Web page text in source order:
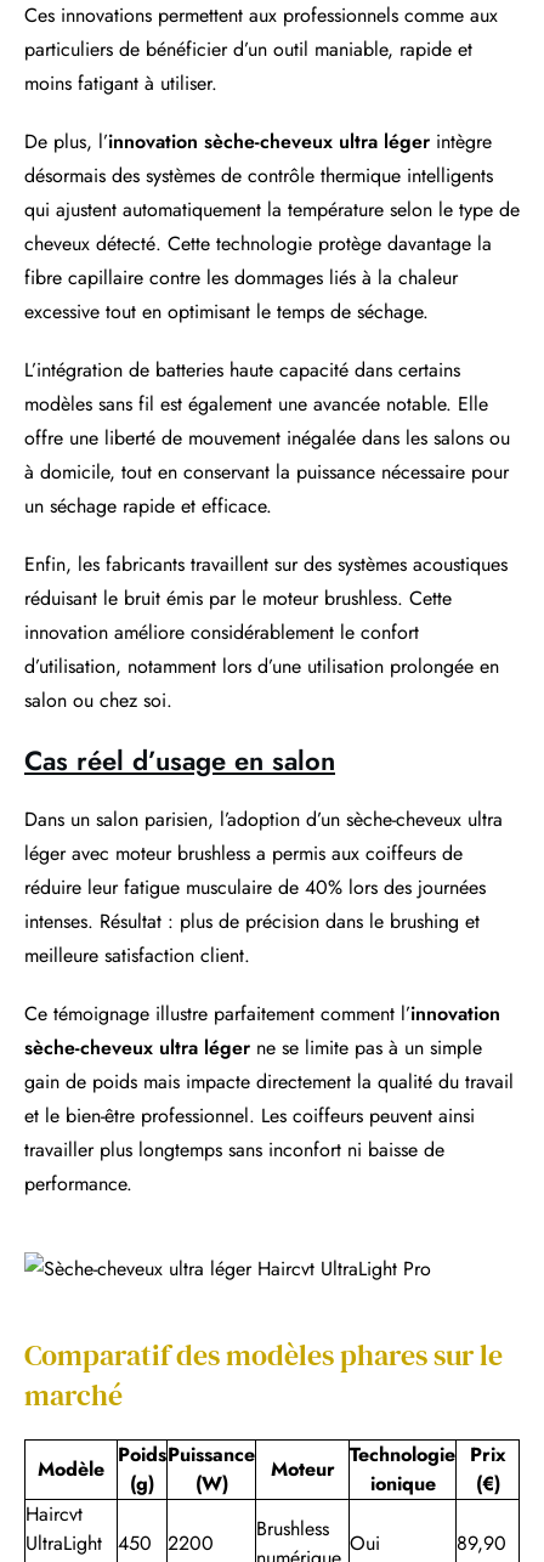
Ces innovations permettent aux professionnels comme aux
particuliers de bénéficier d’un outil maniable, rapide et
moins fatigant à utiliser.
De plus, l’innovation sèche-cheveux ultra léger intègre
désormais des systèmes de contrôle thermique intelligents
qui ajustent automatiquement la température selon le type de
cheveux détecté. Cette technologie protège davantage la
fibre capillaire contre les dommages liés à la chaleur
excessive tout en optimisant le temps de séchage.
L’intégration de batteries haute capacité dans certains
modèles sans fil est également une avancée notable. Elle
offre une liberté de mouvement inégalée dans les salons ou
à domicile, tout en conservant la puissance nécessaire pour
un séchage rapide et efficace.
Enfin, les fabricants travaillent sur des systèmes acoustiques
réduisant le bruit émis par le moteur brushless. Cette
innovation améliore considérablement le confort
d’utilisation, notamment lors d’une utilisation prolongée en
salon ou chez soi.
Cas réel d’usage en salon
Dans un salon parisien, l’adoption d’un sèche-cheveux ultra
léger avec moteur brushless a permis aux coiffeurs de
réduire leur fatigue musculaire de 40% lors des journées
intenses. Résultat : plus de précision dans le brushing et
meilleure satisfaction client.
Ce témoignage illustre parfaitement comment l’innovation
sèche-cheveux ultra léger ne se limite pas à un simple
gain de poids mais impacte directement la qualité du travail
et le bien-être professionnel. Les coiffeurs peuvent ainsi
travailler plus longtemps sans inconfort ni baisse de
performance.
Comparatif des modèles phares sur le
marché
Modèle
Poids
(g)
Puissance
(W)
Moteur
Technologie
ionique
Prix
(€)
Haircvt
UltraLight 450 2200
Brushless
Oui 89,90